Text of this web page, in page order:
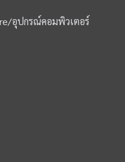
อุปกรณ์คอมพิวเตอร์